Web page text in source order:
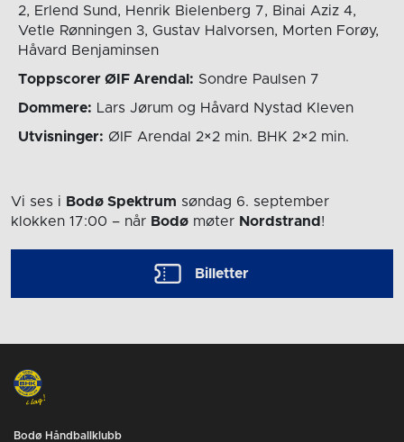
2, Erlend Sund, Henrik Bielenberg 7, Binai Aziz 4,
Vetle Rønningen 3, Gustav Halvorsen, Morten Forøy,
Håvard Benjaminsen
Toppscorer ØIF Arendal: Sondre Paulsen 7
Dommere: Lars Jørum og Håvard Nystad Kleven
Utvisninger: ØIF Arendal 2×2 min. BHK 2×2 min.
Vi ses i Bodø Spektrum søndag 6. september
klokken 17:00 – når Bodø møter Nordstrand !
Billetter
Bodø Håndballklubb